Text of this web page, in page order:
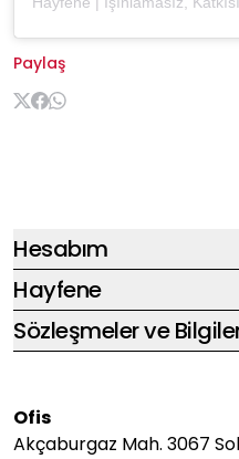
Paylaş
Hesabım
Hayfene
Sözleşmeler ve
Ofis
Akçaburgaz Mah. 3067